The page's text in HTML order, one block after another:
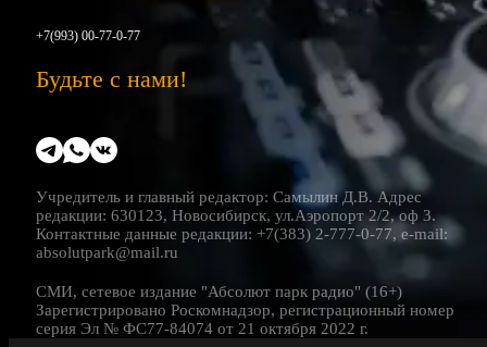
+7(993) 00-77-0-77
Будьте с нами!
Учредитель и главный редактор: Самылин Д.В. Адрес
редакции: 630123, Новосибирск, ул.Аэропорт 2/2, оф 3.
Контактные данные редакции: +7(383) 2-777-0-77, e-mail:
absolutpark@mail.ru
СМИ, сетевое издание "Абсолют парк радио" (16+)
Зарегистрировано Роскомнадзор, регистрационный номер
серия Эл № ФС77-84074 от 21 октября 2022 г.